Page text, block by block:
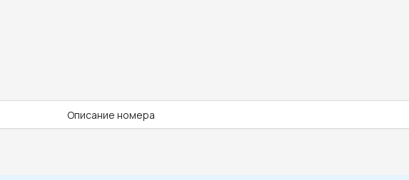
Описание номера